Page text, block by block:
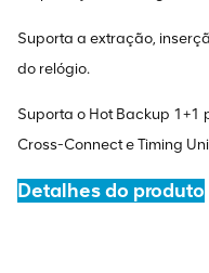
Suporta a extração,
do relógio.
Suporta o Hot Backup
Cross-Connect e Timing
Detalhes do produto